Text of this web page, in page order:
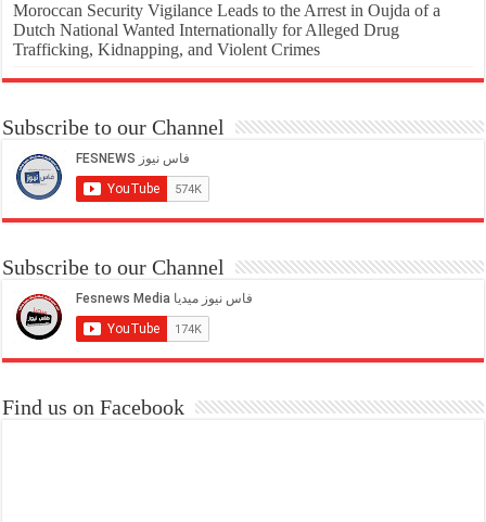
Moroccan Security Vigilance Leads to the Arrest in Oujda of a
Dutch National Wanted Internationally for Alleged Drug
Trafficking, Kidnapping, and Violent Crimes
Subscribe to our Channel
Subscribe to our Channel
Find us on Facebook